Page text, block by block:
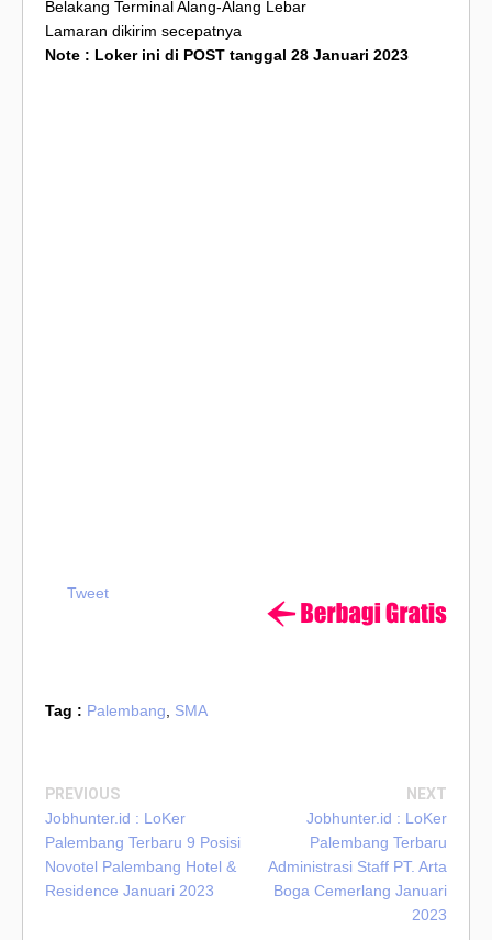
Belakang Terminal Alang-Alang Lebar
Lamaran dikirim secepatnya
Note : Loker ini di POST tanggal 28 Januari 2023
Tweet
Tag : Palembang SMA
PREVIOUS
Jobhunter.id : LoKer
Palembang Terbaru 9 Posisi
Novotel Palembang Hotel &
Residence Januari 2023
NEXT
Jobhunter.id : LoKer
Palembang Terbaru
Administrasi Staff PT. Arta
Boga Cemerlang Januari
2023